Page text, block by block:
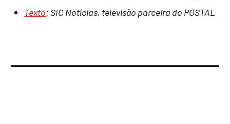
Texto: SIC Notícias, televisão parceira do POSTAL